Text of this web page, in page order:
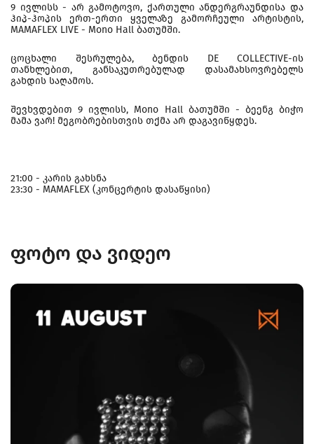
9 ივლისს - არ გამოტოვო, ქართული ანდერგრაუნდისა და
ჰიპ-ჰოპის ერთ-ერთი ყველაზე გამორჩეული არტისტის,
MAMAFLEX LIVE - Mono Hall ბათუმში.
ცოცხალი შესრულება, ბენდის DE COLLECTIVE-ის
თანხლებით, განსაკუთრებულად დასამახსოვრებელს
გახდის საღამოს.
შევხვდებით 9 ივლისს, Mono Hall ბათუმში - ბეენგ ბიჭო
მამა ვარ! მეგობრებისთვის თქმა არ დაგავიწყდეს.
21:00 - კარის გახსნა
23:30 - MAMAFLEX (კონცერტის დასაწყისი)
ფოტო და ვიდეო